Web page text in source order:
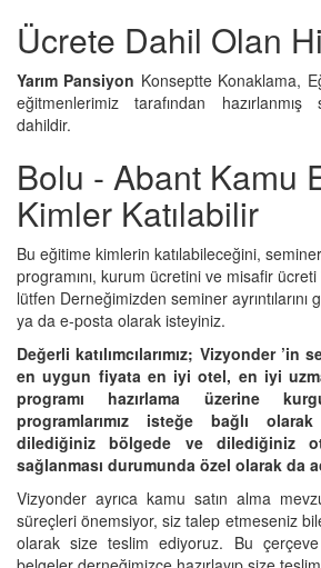
Ücrete Dahil Olan
Yarım Pansiyon Konseptte Konaklama,
eğitmenlerimiz tarafından
dahildir.
Bolu - Abant Kamu
Kimler Katılabilir
Bu eğitime kimlerin katılabileceğini, seminer
programını, kurum ücretini ve misafir
lütfen Derneğimizden seminer ayrıntılarını
ya da e-posta olarak isteyiniz.
Değerli katılımcılarımız; Vizyonder ’in
en uygun fiyata en iyi otel, en iyi
programı hazırlama üzerine
programlarımız isteğe bağlı
dilediğiniz bölgede ve dilediğiniz
sağlanması durumunda özel olarak da
Vizyonder ayrıca kamu satın alma
süreçleri önemsiyor, siz talep etmeseniz
olarak size teslim ediyoruz. Bu